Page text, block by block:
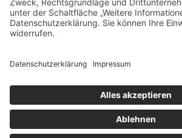
+48 609 953 066
info@kotarek.com
Verpackungsregister LUCID: DE2926643562464